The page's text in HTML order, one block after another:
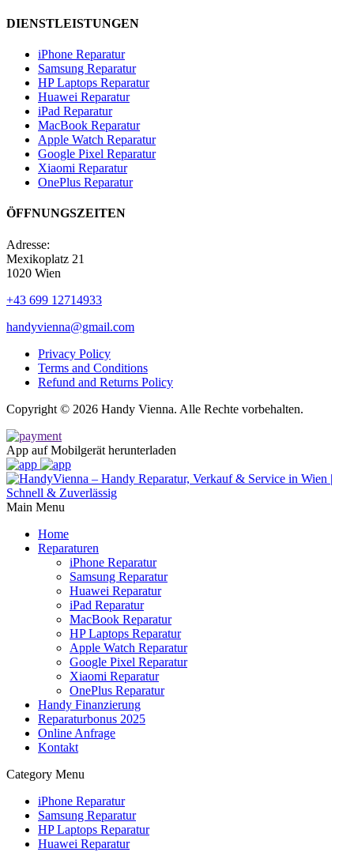
DIENSTLEISTUNGEN
iPhone Reparatur
Samsung Reparatur
HP Laptops Reparatur
Huawei Reparatur
iPad Reparatur
MacBook Reparatur
Apple Watch Reparatur
Google Pixel Reparatur
Xiaomi Reparatur
OnePlus Reparatur
ÖFFNUNGSZEITEN
Adresse:
Mexikoplatz 21
1020 Wien
+43 699 12714933
handyvienna@gmail.com
Privacy Policy
Terms and Conditions
Refund and Returns Policy
Copyright © 2026 Handy Vienna. Alle Rechte vorbehalten.
App auf Mobilgerät herunterladen
Main Menu
Home
Reparaturen
iPhone Reparatur
Samsung Reparatur
Huawei Reparatur
iPad Reparatur
MacBook Reparatur
HP Laptops Reparatur
Apple Watch Reparatur
Google Pixel Reparatur
Xiaomi Reparatur
OnePlus Reparatur
Handy Finanzierung
Reparaturbonus 2025
Online Anfrage
Kontakt
Category Menu
iPhone Reparatur
Samsung Reparatur
HP Laptops Reparatur
Huawei Reparatur